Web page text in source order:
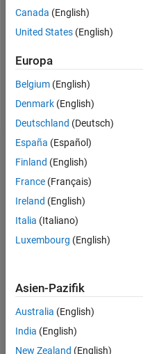
0
Following:
Follow
Megan
Abzeichen
MATLAB
Canada (English)
United States (English)
Europa
Belgium (English)
Denmark (English)
Deutschland (Deutsch)
España (Español)
Finland (English)
France (Français)
Ireland (English)
Italia (Italiano)
Luxembourg (English)
Asien-Pazifik
Australia (English)
India (English)
New Zealand (English)